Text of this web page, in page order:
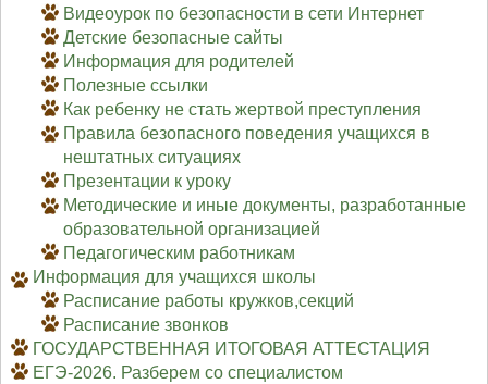
Видеоурок по безопасности в сети Интернет
Детские безопасные сайты
Информация для родителей
Полезные ссылки
Как ребенку не стать жертвой преступления
Правила безопасного поведения учащихся в
нештатных ситуациях
Презентации к уроку
Методические и иные документы, разработанные
образовательной организацией
Педагогическим работникам
Информация для учащихся школы
Расписание работы кружков,секций
Расписание звонков
ГОСУДАРСТВЕННАЯ ИТОГОВАЯ АТТЕСТАЦИЯ
ЕГЭ-2026. Разберем со специалистом